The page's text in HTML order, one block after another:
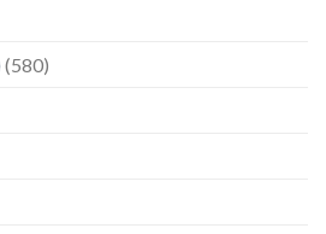
(580)